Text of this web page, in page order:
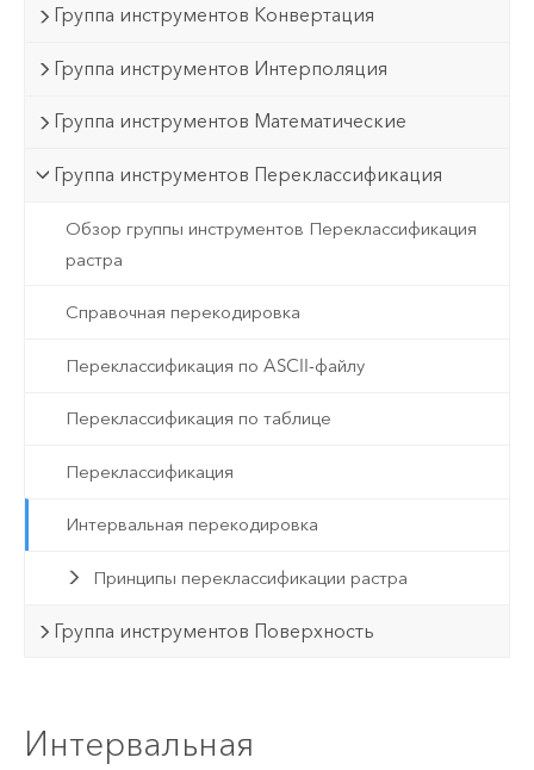
Группа инструментов Конвертация
Группа инструментов Интерполяция
Группа инструментов Математические
Группа инструментов Переклассификация
Обзор группы инструментов Переклассификация
растра
Справочная перекодировка
Переклассификация по ASCII-файлу
Переклассификация по таблице
Переклассификация
Интервальная перекодировка
Принципы переклассификации растра
Группа инструментов Поверхность
Интервальная